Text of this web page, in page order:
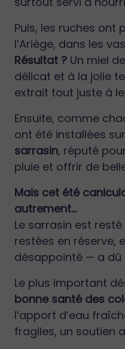
Puis, les ruches ont
l’Ariège, dans les
Résultat ? Un miel
délicat et à la jolie
extrait tout juste à
Ensuite, comme
ont été installées
sarrasin, réputé
pluie et offrir de
Mais cet été
autrement…
Le sarrasin est
restées en réserve,
désappointé — a dû
Le plus important
bonne santé des
l’apport d’eau
fragiles, un soutien